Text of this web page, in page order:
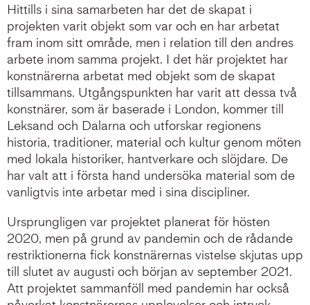
Hittills i sina samarbeten har det de skapat i
projekten varit objekt som var och en har arbetat
fram inom sitt område, men i relation till den andres
arbete inom samma projekt. I det här projektet har
konstnärerna arbetat med objekt som de skapat
tillsammans. Utgångspunkten har varit att dessa två
konstnärer, som är baserade i London, kommer till
Leksand och Dalarna och utforskar regionens
historia, traditioner, material och kultur genom möten
med lokala historiker, hantverkare och slöjdare. De
har valt att i första hand undersöka material som de
vanligtvis inte arbetar med i sina discipliner.
Ursprungligen var projektet planerat för hösten
2020, men på grund av pandemin och de rådande
restriktionerna fick konstnärernas vistelse skjutas upp
till slutet av augusti och början av september 2021.
Att projektet sammanföll med pandemin har också